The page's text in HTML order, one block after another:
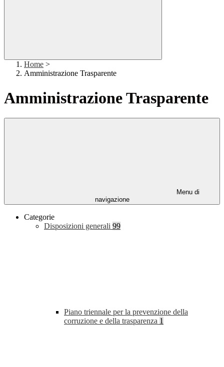
Home >
Amministrazione Trasparente
Amministrazione Trasparente
Menu di
navigazione
Categorie
Disposizioni generali 99
Piano triennale per la prevenzione della
corruzione e della trasparenza 1